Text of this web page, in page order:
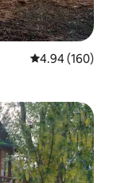
평점 4.94점(5
4.94 (160)